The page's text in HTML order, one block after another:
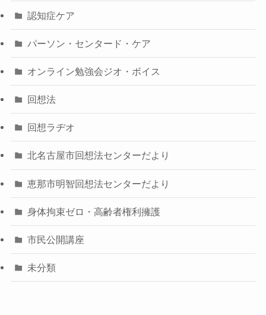
認知症ケア
パーソン・センタード・ケア
オンライン勉強会ジオ・ボイス
回想法
回想ラヂオ
北名古屋市回想法センターだより
恵那市明智回想法センターだより
身体拘束ゼロ・高齢者権利擁護
市民公開講座
未分類